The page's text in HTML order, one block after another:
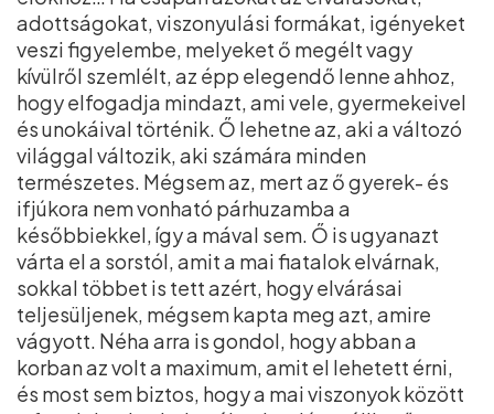
adottságokat, viszonyulási formákat, igényeket
veszi figyelembe, melyeket ő megélt vagy
kívülről szemlélt, az épp elegendő lenne ahhoz,
hogy elfogadja mindazt, ami vele, gyermekeivel
és unokáival történik. Ő lehetne az, aki a változó
világgal változik, aki számára minden
természetes. Mégsem az, mert az ő gyerek- és
ifjúkora nem vonható párhuzamba a
későbbiekkel, így a mával sem. Ő is ugyanazt
várta el a sorstól, amit a mai fiatalok elvárnak,
sokkal többet is tett azért, hogy elvárásai
teljesüljenek, mégsem kapta meg azt, amire
vágyott. Néha arra is gondol, hogy abban a
korban az volt a maximum, amit el lehetett érni,
és most sem biztos, hogy a mai viszonyok között